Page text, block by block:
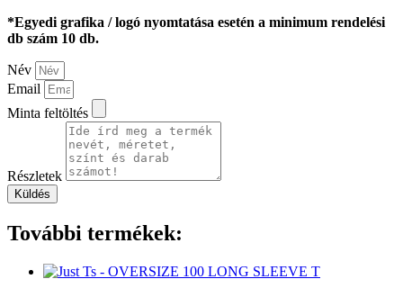
*Egyedi grafika / logó nyomtatása esetén a minimum rendelési
db szám 10 db.
Név
Email
Minta feltöltés
Részletek
Küldés
További termékek: